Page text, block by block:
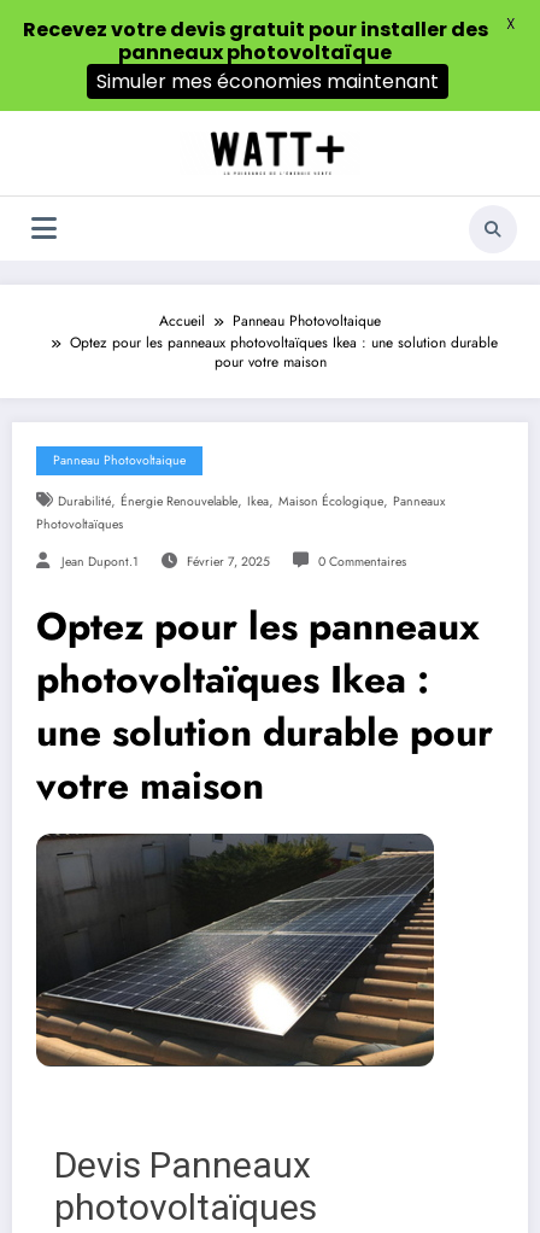
Accueil
Panneau Photovoltaique
Optez pour les panneaux photovoltaïques Ikea : une solution durable
pour votre maison
Panneau Photovoltaique
Durabilité, Énergie Renouvelable, Ikea, Maison Écologique, Panneaux
Photovoltaïques
Jean Dupont.1 Février 7, 2025 0 Commentaires
Optez pour les panneaux
photovoltaïques Ikea :
une solution durable pour
votre maison
Devis Panneaux
photovoltaïques
Recevez votre devis gratuit pour installer des
panneaux photovoltaïque
Simuler mes économies maintenant
X